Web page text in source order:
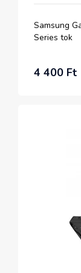
Samsung
Series tok
4 400 Ft